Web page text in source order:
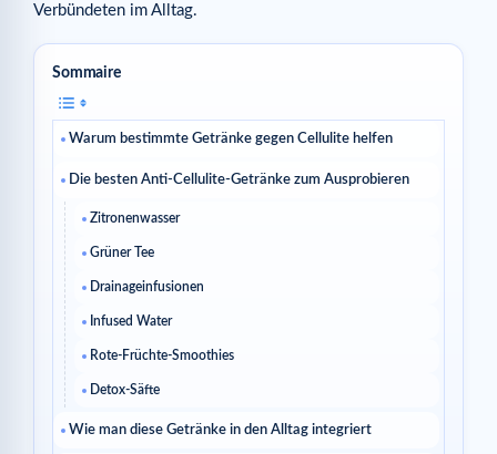
Verbündeten im Alltag.
Sommaire
Warum bestimmte Getränke gegen Cellulite helfen
Die besten Anti-Cellulite-Getränke zum Ausprobieren
Zitronenwasser
Grüner Tee
Drainageinfusionen
Infused Water
Rote-Früchte-Smoothies
Detox-Säfte
Wie man diese Getränke in den Alltag integriert